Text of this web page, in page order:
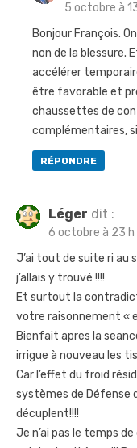
5 octobre à
Bonjour François.
non de la blessure.
accélérer
être favorable et
chaussettes de
complémentaires,
RÉPONDRE
Léger dit :
6 octobre à 23 h
J’ai tout de suite ri au
j’allais y trouvé !!!!
Et surtout la
votre raisonnement «
Bienfait apres la
irrigue à nouveau les
Car l’effet du froid
systèmes de
décuplent!!!!
Je n’ai pas le temps